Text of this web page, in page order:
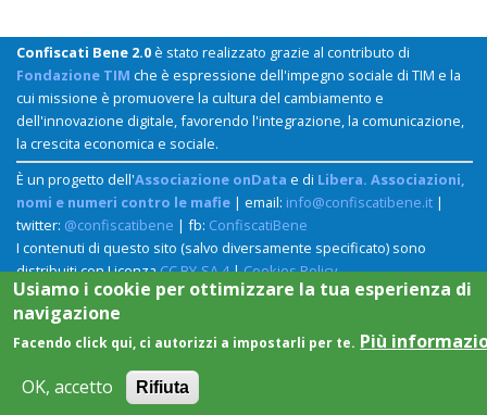
Confiscati Bene 2.0è stato realizzato grazie al contributo di
Fondazione TIM che è espressione dell'impegno sociale di TIM e la
cui missione è promuovere la cultura del cambiamento e
dell'innovazione digitale, favorendo l'integrazione, la comunicazione,
la crescita economica e sociale.
È un progetto dell'Associazione onData e di Libera. Associazioni,
nomi e numeri contro le mafie | email: info@confiscatibene.it |
twitter: @confiscatibene | fb: ConfiscatiBene
I contenuti di questo sito (salvo diversamente specificato) sono
distribuiti con LicenzaCC BY-SA 4|Cookies Policy
Usiamo i cookie per ottimizzare la tua esperienza di
navigazione
Facendo click qui, ci autorizzi a impostarli per te. Più
OK, accetto
Rifiuta